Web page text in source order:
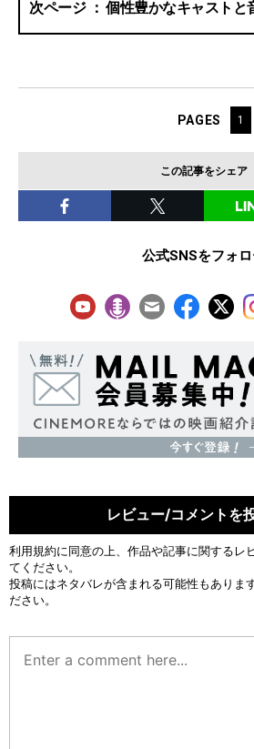
個性豊かなキャストと
PAGES 1
この記事をシェア
公式SNSをフォ
レビュー/コメントを
利用規約に同意の上、作品や記事に関するレ
てください。
投稿にはネタバレが含まれる可能性もありま
ださい。